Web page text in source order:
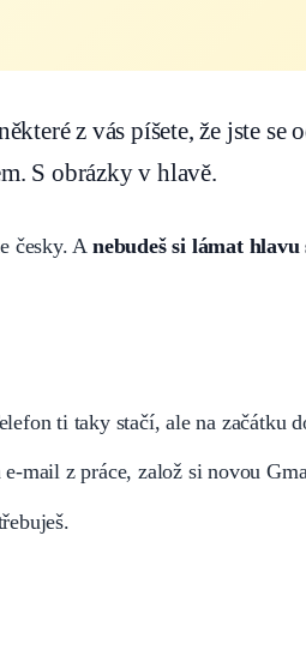
z vás píšete, že jste
S obrázky v hlavě.
česky. Anebudeš si lámat hlavu
ti taky stačí, ale na začátku
mail z práce, založ si novou